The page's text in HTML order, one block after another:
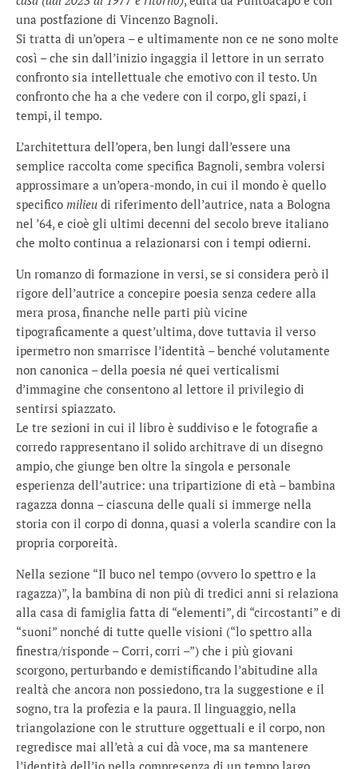
una postfazione di Vincenzo Bagnoli.
Si tratta di un’opera – e ultimamente non ce ne sono molte
così – che sin dall’inizio ingaggia il lettore in un serrato
confronto sia intellettuale che emotivo con il testo. Un
confronto che ha a che vedere con il corpo, gli spazi, i
tempi, il tempo.
L’architettura dell’opera, ben lungi dall’essere una
semplice raccolta come specifica Bagnoli, sembra volersi
approssimare a un’opera-mondo, in cui il mondo è quello
specifico milieu di riferimento dell’autrice, nata a Bologna
nel ’64, e cioè gli ultimi decenni del secolo breve italiano
che molto continua a relazionarsi con i tempi odierni.
Un romanzo di formazione in versi, se si considera però il
rigore dell’autrice a concepire poesia senza cedere alla
mera prosa, finanche nelle parti più vicine
tipograficamente a quest’ultima, dove tuttavia il verso
ipermetro non smarrisce l’identità – benché volutamente
non canonica – della poesia né quei verticalismi
d’immagine che consentono al lettore il privilegio di
sentirsi spiazzato.
Le tre sezioni in cui il libro è suddiviso e le fotografie a
corredo rappresentano il solido architrave di un disegno
ampio, che giunge ben oltre la singola e personale
esperienza dell’autrice: una tripartizione di età – bambina
ragazza donna – ciascuna delle quali si immerge nella
storia con il corpo di donna, quasi a volerla scandire con la
propria corporeità.
Nella sezione “Il buco nel tempo (ovvero lo spettro e la
ragazza)”, la bambina di non più di tredici anni si relaziona
alla casa di famiglia fatta di “elementi”, di “circostanti” e di
“suoni” nonché di tutte quelle visioni (“lo spettro alla
finestra/risponde – Corri, corri –”) che i più giovani
scorgono, perturbando e demistificando l’abitudine alla
realtà che ancora non possiedono, tra la suggestione e il
sogno, tra la profezia e la paura. Il linguaggio, nella
triangolazione con le strutture oggettuali e il corpo, non
regredisce mai all’età a cui dà voce, ma sa mantenere